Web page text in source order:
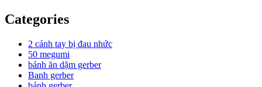
Categories
2 cánh tay bị đau nhức
50 megumi
bánh ăn dặm gerber
Banh gerber